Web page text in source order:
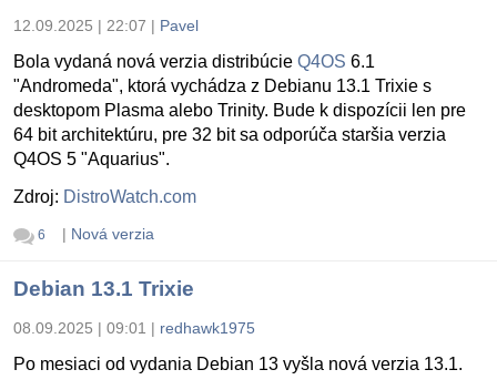
12.09.2025 | 22:07 | Pavel
Bola vydaná nová verzia distribúcie Q4OS 6.1
"Andromeda", ktorá vychádza z Debianu 13.1 Trixie s
desktopom Plasma alebo Trinity. Bude k dispozícii len pre
64 bit architektúru, pre 32 bit sa odporúča staršia verzia
Q4OS 5 "Aquarius".
Zdroj: DistroWatch.com
6 | Nová verzia
Debian 13.1 Trixie
08.09.2025 | 09:01 | redhawk1975
Po mesiaci od vydania Debian 13 vyšla nová verzia 13.1.